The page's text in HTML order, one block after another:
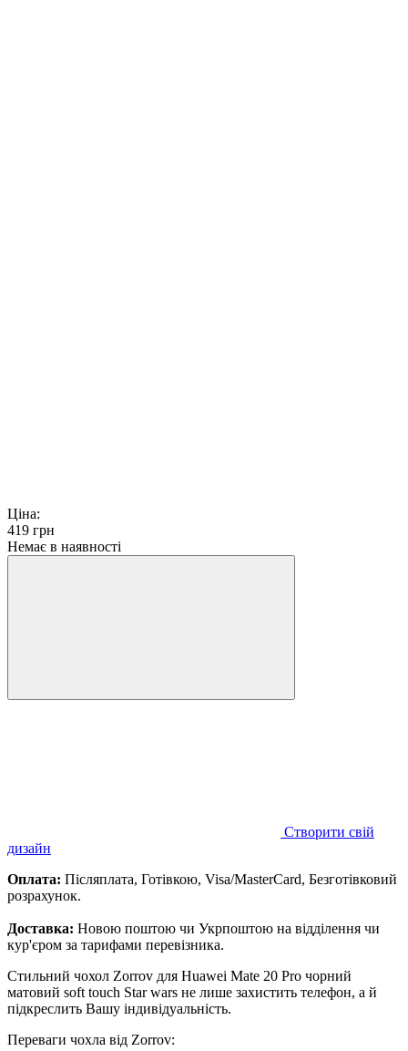
Ціна:
419 грн
Немає в наявності
Створити свій
дизайн
Оплата: Післяплата, Готівкою, Visa/MasterCard, Безготівковий
розрахунок.
Доставка: Новою поштою чи Укрпоштою на відділення чи
кур'єром за тарифами перевізника.
Стильний чохол Zorrov для Huawei Mate 20 Pro чорний
матовий soft touch Star wars не лише захистить телефон, а й
підкреслить Вашу індивідуальність.
Переваги чохла від Zorrov: